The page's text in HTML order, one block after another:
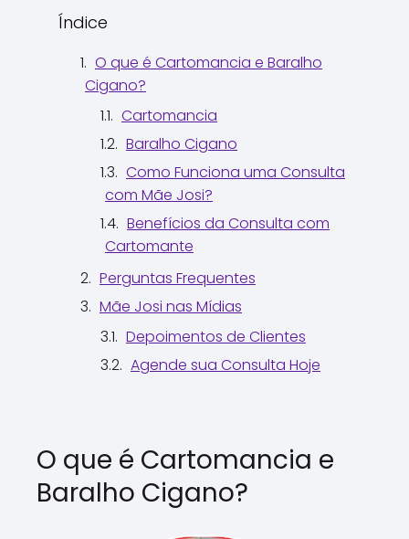
Índice
O que é Cartomancia e Baralho
Cigano?
Cartomancia
Baralho Cigano
Como Funciona uma Consulta
com Mãe Josi?
Benefícios da Consulta com
Cartomante
Perguntas Frequentes
Mãe Josi nas Mídias
Depoimentos de Clientes
Agende sua Consulta Hoje
O que é Cartomancia e
Baralho Cigano?